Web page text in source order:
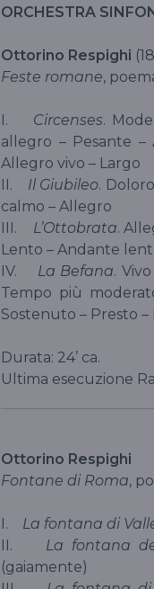
ORCHESTRA
Ottorino Respighi
Feste romane,
I. Circenses.
allegro – Pesante –
Allegro vivo – Largo
II.
Il Giubileo.
calmo – Allegro
III.
L’Ottobrata.
Lento – Andante
IV. La Befana.
Tempo più
Sostenuto – Presto –
Durata: 24’ ca.
Ultima esecuzione
Ottorino Respighi
Fontane di Roma,
I. La fontana di
II. La fontana
(gaiamente)